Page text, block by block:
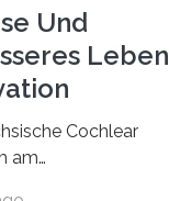
Und
Leben
Cochlear
am